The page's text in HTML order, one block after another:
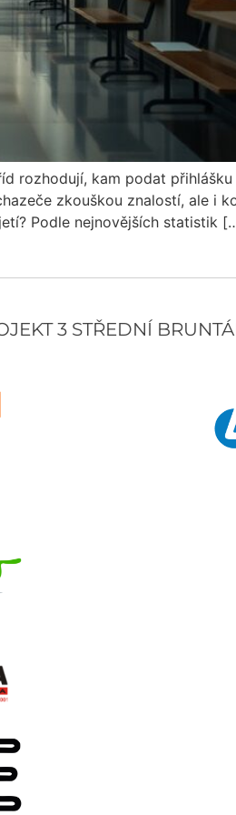
rozhodují, kam podat
zkouškou znalostí, ale i
Podle nejnovějších statistik
3 STŘEDNÍ